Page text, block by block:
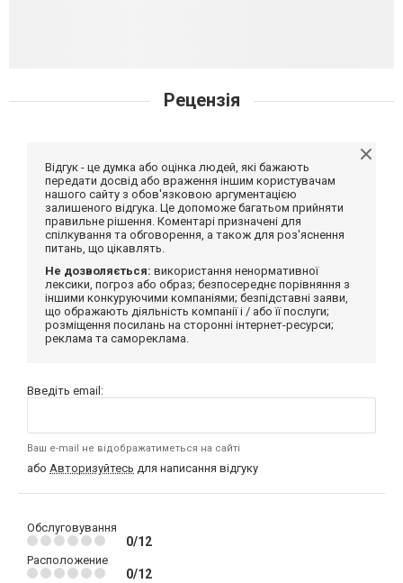
Рецензія
Відгук - це думка або оцінка людей, які бажають
передати досвід або враження іншим користувачам
нашого сайту з обов'язковою аргументацією
залишеного відгука. Це допоможе багатьом прийняти
правильне рішення. Коментарі призначені для
спілкування та обговорення, а також для роз'яснення
питань, що цікавлять.
Не дозволяється: використання ненормативної
лексики, погроз або образ; безпосереднє порівняння з
іншими конкуруючими компаніями; безпідставні заяви,
що ображають діяльність компанії і / або її послуги;
розміщення посилань на сторонні інтернет-ресурси;
реклама та самореклама.
Введіть email:
Ваш e-mail не відображатиметься на сайті
або Авторизуйтесь для написання відгуку
Обслуговування
0/12
Расположение
0/12